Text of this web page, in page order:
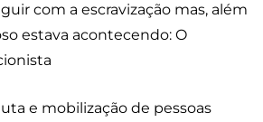
com a escravização mas, além
estava acontecendo: O
e mobilização de pessoas